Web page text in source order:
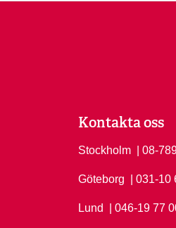
Kontakta oss
Stockholm Ring
| 08-
Göteborg Ring
| 031-10
Lund Ring Lund på
| 046-19 77